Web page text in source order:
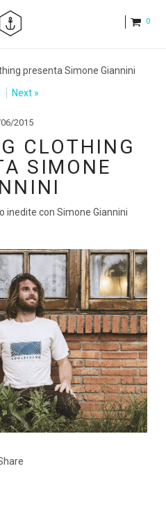
0
presenta Simone Giannini
Next »
2015
CLOTHING
SIMONE
inedite con Simone Giannini